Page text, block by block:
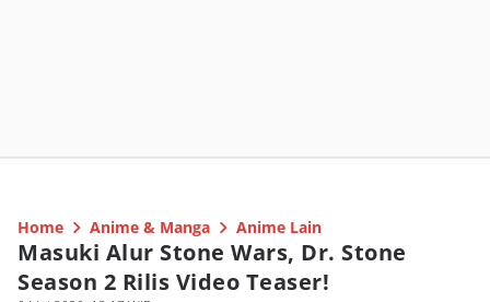
Home Anime & Manga Anime Lain
Masuki Alur Stone Wars, Dr. Stone
Season 2 Rilis Video Teaser!